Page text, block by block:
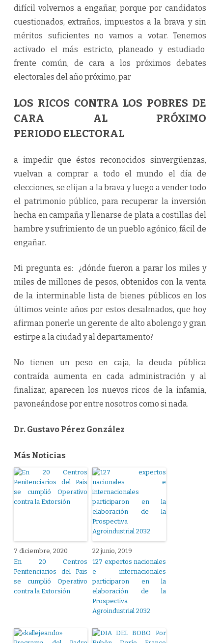
difícil volvernos a engañar, porque por candidatos
cuestionados, extraños, impuestos a la brava y sin
méritos suficientes no vamos a votar. Tenemos
activado el más estricto, planeado y estudiado
frente común, de cara a los próximos debates
electorales del año próximo, par
LOS RICOS CONTRA LOS POBRES DE
CARA AL PRÓXIMO
PERIODO ELECTORAL
a impedir que éstos reconocidos sinvergüenzas,
vuelvan a comprar a todo el mundo el día de
elecciones, se elijan a la brava y luego a vender todo
el patrimonio público, para recuperar la inversión
hecha en campaña y llenarse de plata a costillas del
hambre y sufrimiento de un pueblo agónico, fácil de
engañar.
Mi pregunta es: ¿dónde fueron a parar los miles y
miles de millones de pesos, obtenidos con la venta
de la interminable lista de bienes públicos en los
últimos veinte años por estos desalmados, que hoy
afirman ponerle un gerente de alto abolengo y gran
estirpe a la ciudad y al departamento?
No tienen un peso en caja, la deuda pública
contraída aumenta en cada administración y al
finalizar, aparecen los nuevos ricos de la infamia,
pavoneándose por entre nosotros como si nada.
Dr. Gustavo Pérez González
Más Noticias
7 diciembre, 2020
En 20 Centros
Penitenciarios del Pais
se cumplió Operativo
contra la Extorsión
22 junio, 2019
127 expertos nacionales
e internacionales
participaron en la
elaboración de la
Prospectiva
Agroindustrial 2032